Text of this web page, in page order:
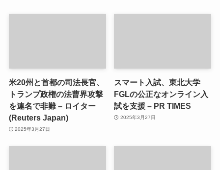
米20州と首都の司法長官、
トランプ政権の法曹界攻撃
を連名で非難 – ロイター
(Reuters Japan)
2025年3月27日
スマート入試、東北大学
FGLの公正なオンライン入
試を支援 – PR TIMES
2025年3月27日